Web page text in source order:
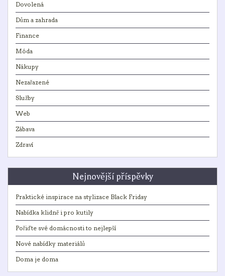
Dovolená
Dům a zahrada
Finance
Móda
Nákupy
Nezařazené
Služby
Web
Zábava
Zdraví
Nejnovější příspěvky
Praktické inspirace na stylizace Black Friday
Nabídka klidně i pro kutily
Pořiďte své domácnosti to nejlepší
Nové nabídky materiálů
Doma je doma